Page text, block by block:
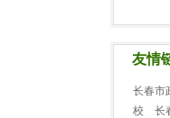
友情
长春市
校
长